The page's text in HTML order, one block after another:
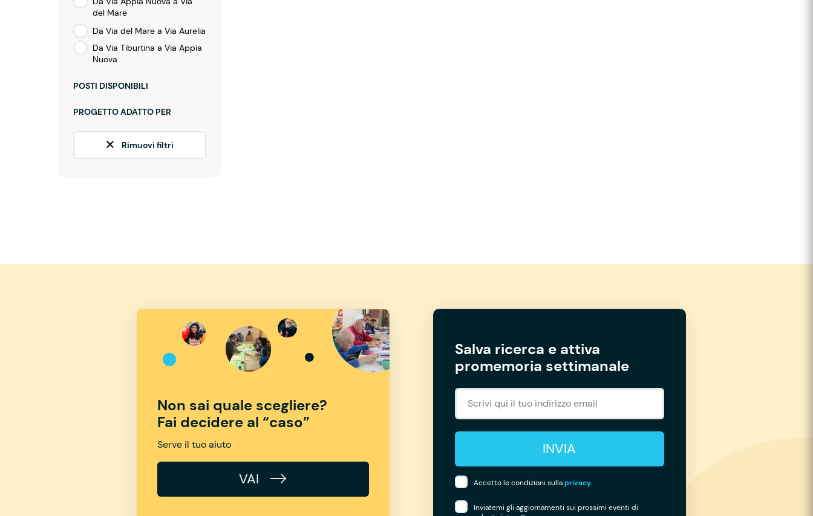
del Mare
Da Via del Mare a Via Aurelia
Da Via Tiburtina a Via Appia
Nuova
POSTI DISPONIBILI
PROGETTO ADATTO PER
Rimuovi filtri
Non sai quale scegliere?
Fai decidere al “caso”
Serve il tuo aiuto
VAI
Salva ricerca e attiva
promemoria settimanale
INVIA
Accetto le condizioni sullaprivacy.
Inviatemi gli aggiornamenti sui prossimi eventi di